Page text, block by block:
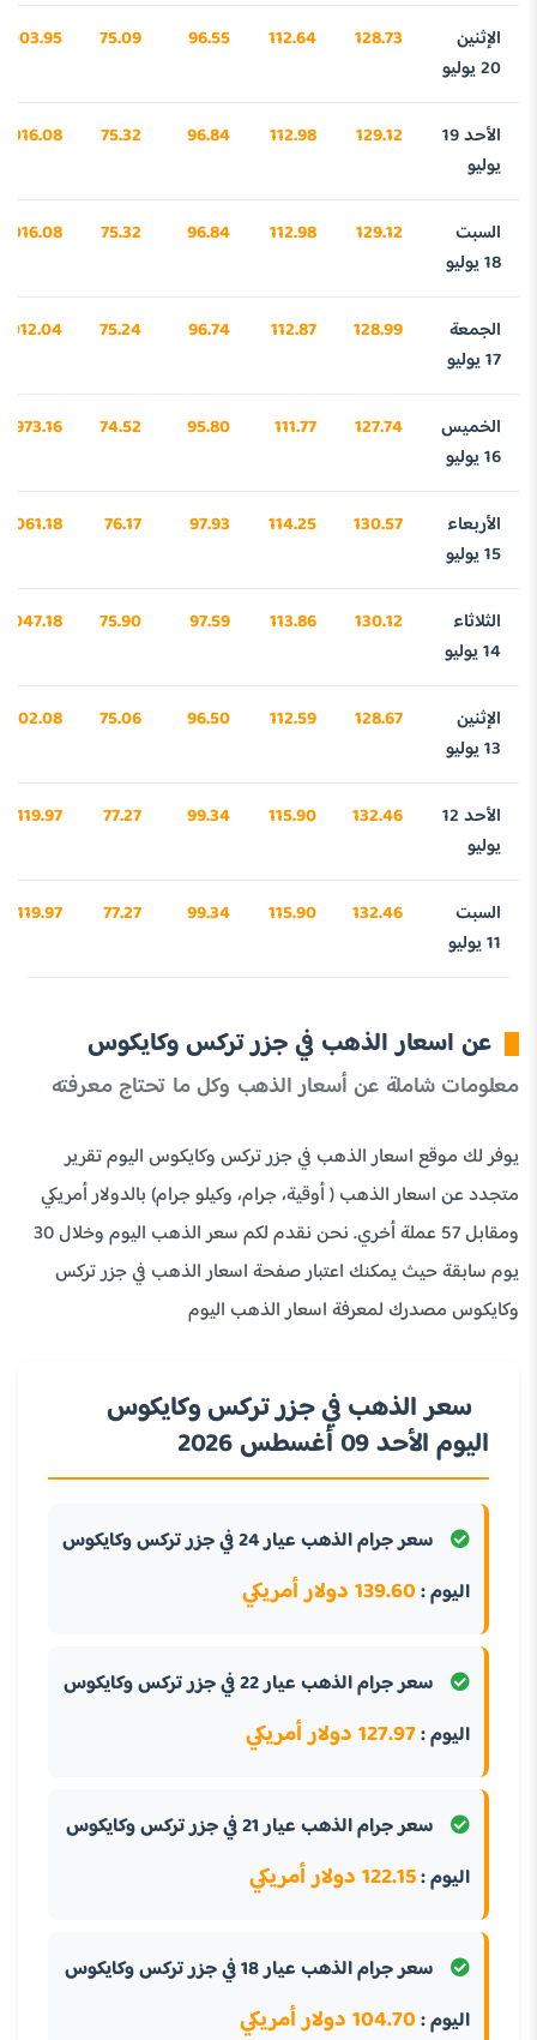
الإثنين
20 يوليو
128.73
112.64
96.55
75.09
الأحد 19
يوليو
129.12
112.98
96.84
75.32
4016.08
السبت
18 يوليو
129.12
112.98
96.84
75.32
4016.08
الجمعة
17 يوليو
128.99
112.87
96.74
75.24
4012.04
الخميس
16 يوليو
127.74
111.77
95.80
74.52
3973.16
الأربعاء
15 يوليو
130.57
114.25
97.93
76.17
4061.18
الثلاثاء
14 يوليو
130.12
113.86
97.59
75.90
4047.18
الإثنين
13 يوليو
128.67
112.59
96.50
75.06
الأحد 12
يوليو
132.46
115.90
99.34
77.27
4119.97
السبت
11 يوليو
132.46
115.90
99.34
77.27
4119.97
عن اسعار الذهب في جزر تركس وكايكوس
معلومات شاملة عن أسعار الذهب وكل ما تحتاج معرفته
يوفر لك موقع اسعار الذهب في جزر تركس وكايكوس اليوم تقرير
متجدد عن اسعار الذهب ( أوقية، جرام، وكيلو جرام) بالدولار أمريكي
ومقابل 57 عملة أخري. نحن نقدم لكم سعر الذهب اليوم وخلال 30
يوم سابقة حيث يمكنك اعتبار صفحة اسعار الذهب في جزر تركس
وكايكوس مصدرك لمعرفة اسعار الذهب اليوم
سعر الذهب في جزر تركس وكايكوس
اليوم الأحد 09 أغسطس 2026
سعر جرام الذهب عيار 24 في جزر تركس وكايكوس
اليوم :139.60 دولار أمريكي
سعر جرام الذهب عيار 22 في جزر تركس وكايكوس
اليوم :127.97 دولار أمريكي
سعر جرام الذهب عيار 21 في جزر تركس وكايكوس
اليوم :122.15 دولار أمريكي
سعر جرام الذهب عيار 18 في جزر تركس وكايكوس
اليوم :104.70 دولار أمريكي